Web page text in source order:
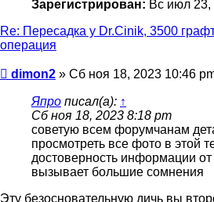
Зарегистрирован: Вс июл 23,
Re: Пересадка у Dr.Cinik, 3500
операция
Сообщение
dimon2 » Сб ноя 18, 2023 10:46
Япро писал(а): ↑
Сб ноя 18, 2023 8:18 pm
советую всем форумчанам
просмотреть все фото в этой
достоверность информации
вызывает большие сомнения
Эту безосновательную дичь вы